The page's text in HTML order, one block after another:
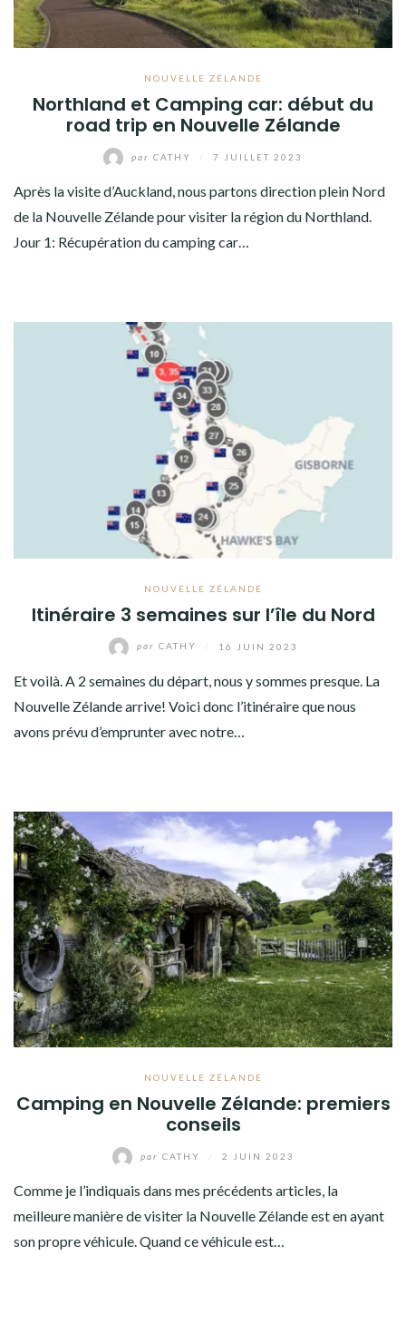
NOUVELLE ZÉLANDE
Northland et Camping car: début du
road trip en Nouvelle Zélande
par CATHY 7 JUILLET 2023
Après la visite d’Auckland, nous partons direction plein Nord
de la Nouvelle Zélande pour visiter la région du Northland.
Jour 1: Récupération du camping car…
NOUVELLE ZÉLANDE
Itinéraire 3 semaines sur l’île du Nord
par CATHY 16 JUIN 2023
Et voilà. A 2 semaines du départ, nous y sommes presque. La
Nouvelle Zélande arrive! Voici donc l’itinéraire que nous
avons prévu d’emprunter avec notre…
NOUVELLE ZÉLANDE
Camping en Nouvelle Zélande: premiers
conseils
par CATHY 2 JUIN 2023
Comme je l’indiquais dans mes précédents articles, la
meilleure manière de visiter la Nouvelle Zélande est en ayant
son propre véhicule. Quand ce véhicule est…